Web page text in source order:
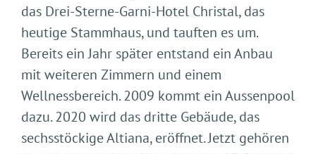
das Drei-Sterne-Garni-Hotel Christal, das
heutige Stammhaus, und tauften es um.
Bereits ein Jahr später entstand ein Anbau
mit weiteren Zimmern und einem
Wellnessbereich. 2009 kommt ein Aussenpool
dazu. 2020 wird das dritte Gebäude, das
sechsstöckige Altiana, eröffnet. Jetzt gehören